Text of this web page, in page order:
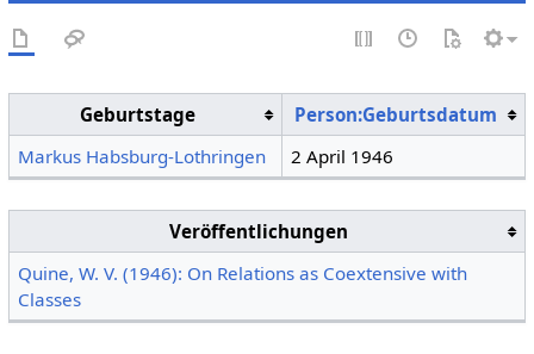
Geburtstage
Person:Geburtsdatum
Markus Habsburg-Lothringen
2 April 1946
Veröffentlichungen
Quine, W. V. (1946): On Relations as Coextensive with
Classes